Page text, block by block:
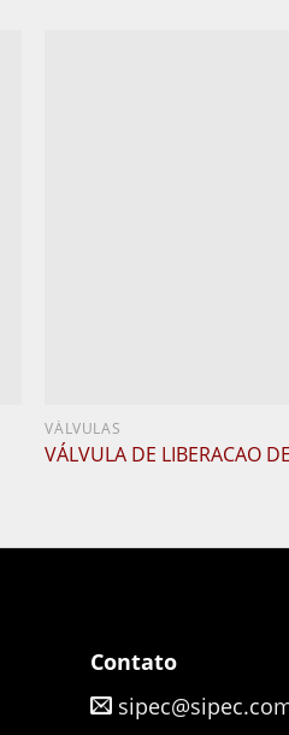
VÁLVULAS
VÁLVULA DE LIBERACAO
Contato